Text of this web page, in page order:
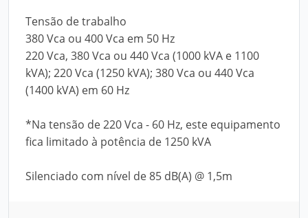
Tensão de trabalho
380 Vca ou 400 Vca em 50 Hz
220 Vca, 380 Vca ou 440 Vca (1000 kVA e 1100
kVA); 220 Vca (1250 kVA); 380 Vca ou 440 Vca
(1400 kVA) em 60 Hz
*Na tensão de 220 Vca - 60 Hz, este equipamento
fica limitado à potência de 1250 kVA
Silenciado com nível de 85 dB(A) @ 1,5m